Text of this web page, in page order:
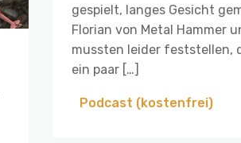
gespielt, langes Gesicht
Florian von Metal Hammer
mussten leider feststellen,
ein paar […]
Podcast (kostenfrei)